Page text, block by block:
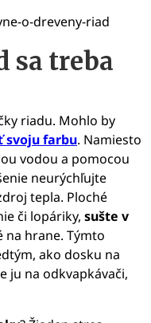
sa treba
riadu. Mohlo by
svoju farbu. Namiesto
vodou a pomocou
neurýchľujte
tepla. Ploché
či lopáriky, sušte v
na hrane. Týmto
ako dosku na
ju na odkvapkávači,